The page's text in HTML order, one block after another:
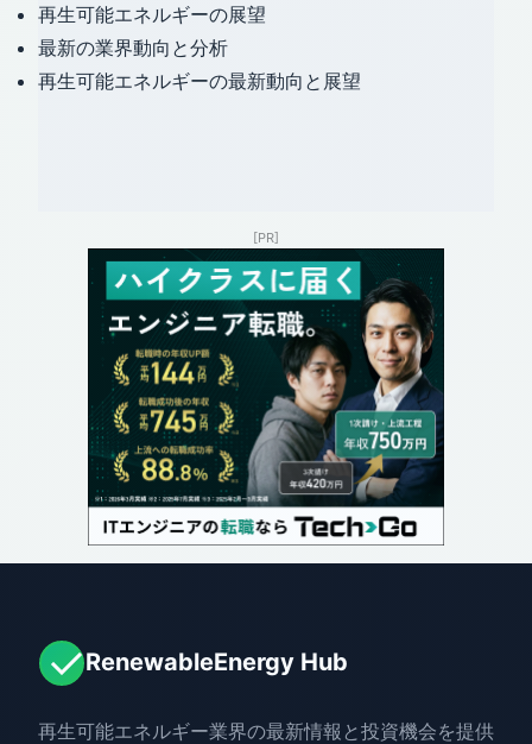
再生可能エネルギーの展望
最新の業界動向と分析
再生可能エネルギーの最新動向と展望
[PR]
RenewableEnergy Hub
再生可能エネルギー業界の最新情報と投資機会を提供